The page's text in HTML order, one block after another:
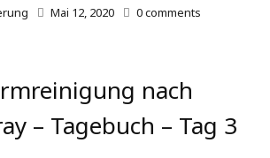
Mai 12, 2020 0comments
nach
– Tagebuch – Tag 3